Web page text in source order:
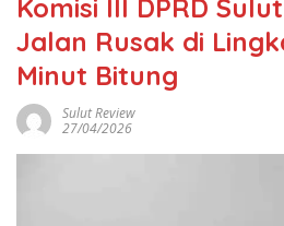
Komisi III DPRD
Jalan Rusak di
Minut Bitung
Sulut Review
27/04/2026